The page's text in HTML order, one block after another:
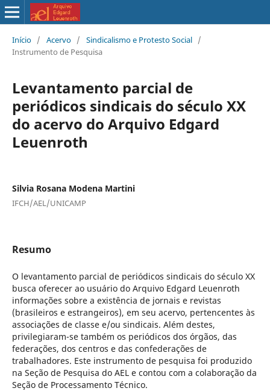
Início / Acervo / Sindicalismo e Protesto Social /
Instrumento de Pesquisa
Levantamento parcial de
periódicos sindicais do século XX
do acervo do Arquivo Edgard
Leuenroth
Silvia Rosana Modena Martini
IFCH/AEL/UNICAMP
Resumo
O levantamento parcial de periódicos sindicais do século XX
busca oferecer ao usuário do Arquivo Edgard Leuenroth
informações sobre a existência de jornais e revistas
(brasileiros e estrangeiros), em seu acervo, pertencentes às
associações de classe e/ou sindicais. Além destes,
privilegiaram-se também os periódicos dos órgãos, das
federações, dos centros e das confederações de
trabalhadores. Este instrumento de pesquisa foi produzido
na Seção de Pesquisa do AEL e contou com a colaboração da
Seção de Processamento Técnico.